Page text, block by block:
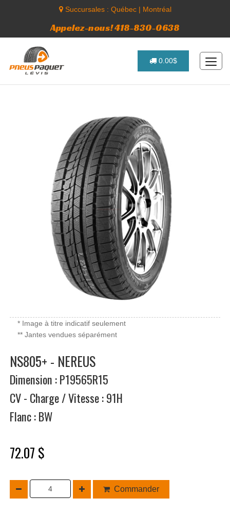
Succursales : Québec| Montréal
Appelez-nous! 418-830-0638
0.00$
* Image à titre indicatif seulement
** Jantes vendues séparément
NS805+ - NEREUS
Dimension : P19565R15
CV - Charge / Vitesse : 91H
Flanc : BW
72.07 $
Commander